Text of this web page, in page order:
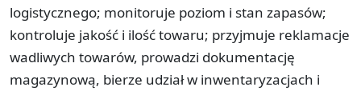
logistycznego; monitoruje poziom i stan zapasów;
kontroluje jakość i ilość towaru; przyjmuje reklamacje
wadliwych towarów, prowadzi dokumentację
magazynową, bierze udział w inwentaryzacjach i